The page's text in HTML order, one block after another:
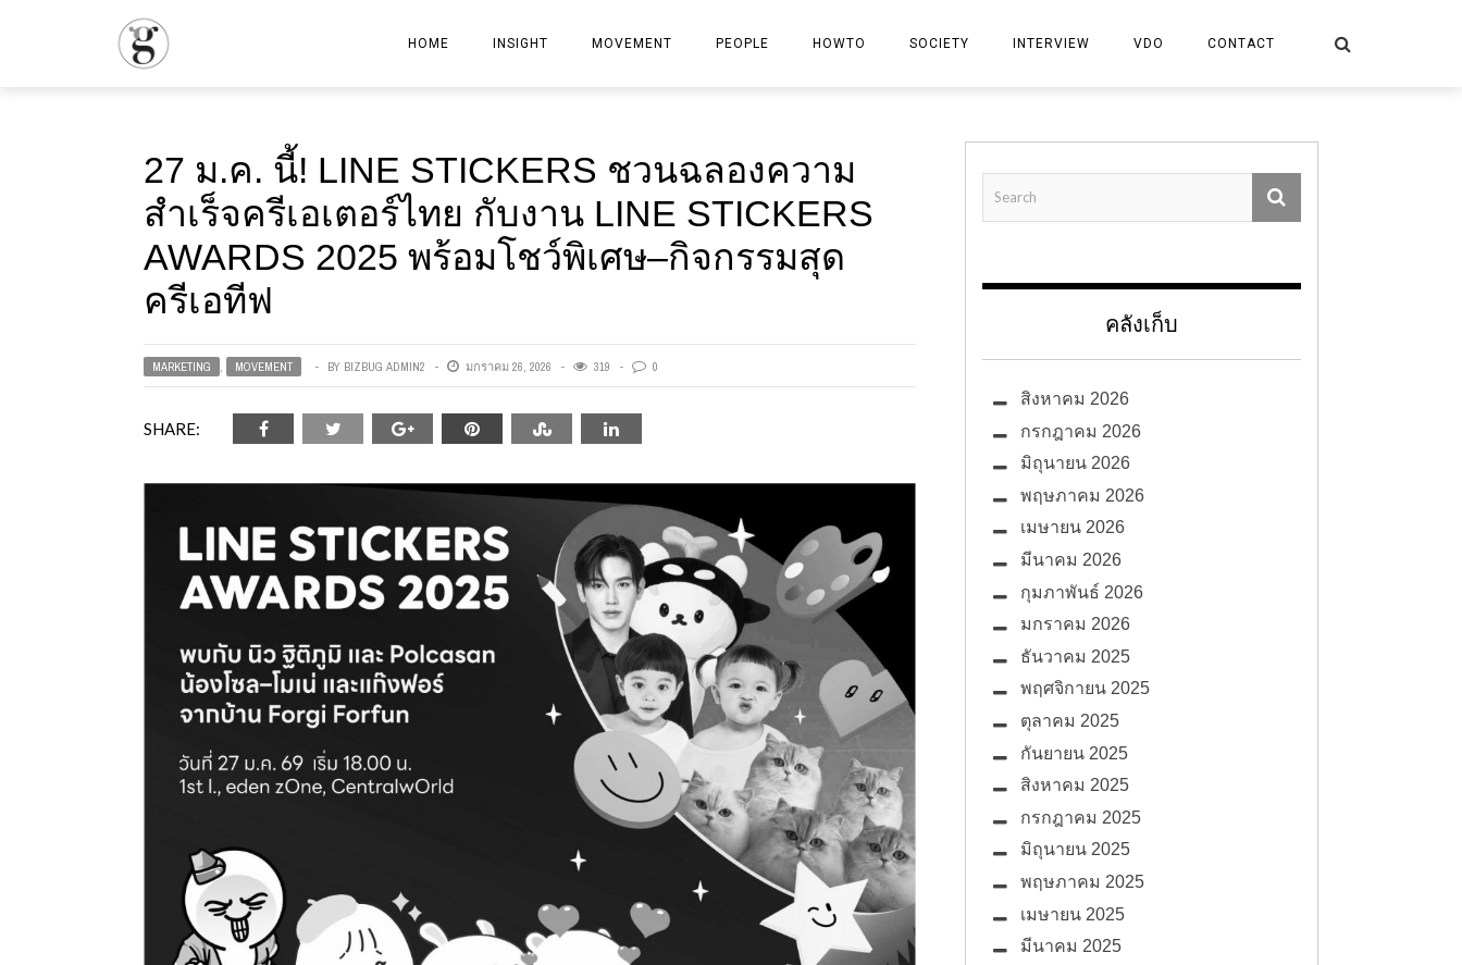
HOME INSIGHT MOVEMENT
BANK
INSURANCE
FINANCIAL-STOCK
IT
GENERAL
PEOPLE HOWTO SOCIETY INTERVIEW VDO CONTACT
27 ม.ค. นี้! LINE STICKERS ชวนฉลองความ
สำเร็จครีเอเตอร์ไทย กับงาน LINE STICKERS
AWARDS 2025 พร้อมโชว์พิเศษ–กิจกรรมสุด
ครีเอทีฟ
MARKETING , MOVEMENT BY BIZBUG ADMIN2 มกราคม 26, 2026 319 0
SHARE:
คลังเก็บ
สิงหาคม 2026
กรกฎาคม 2026
มิถุนายน 2026
พฤษภาคม 2026
เมษายน 2026
มีนาคม 2026
กุมภาพันธ์ 2026
มกราคม 2026
ธันวาคม 2025
พฤศจิกายน 2025
ตุลาคม 2025
กันยายน 2025
สิงหาคม 2025
กรกฎาคม 2025
มิถุนายน 2025
พฤษภาคม 2025
เมษายน 2025
มีนาคม 2025